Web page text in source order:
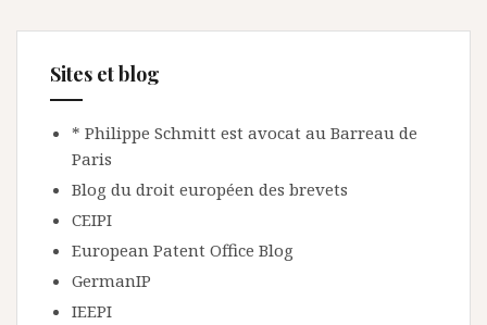
Sites et blog
* Philippe Schmitt est avocat au Barreau de
Paris
Blog du droit européen des brevets
CEIPI
European Patent Office Blog
GermanIP
IEEPI